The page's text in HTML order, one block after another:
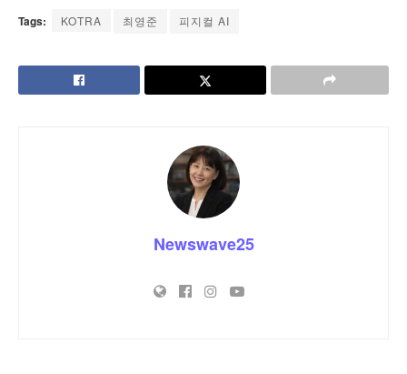
Tags: KOTRA 최영준 피지컬 AI
Newswave25